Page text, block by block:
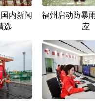
内新闻
选
福州启动防暴
应